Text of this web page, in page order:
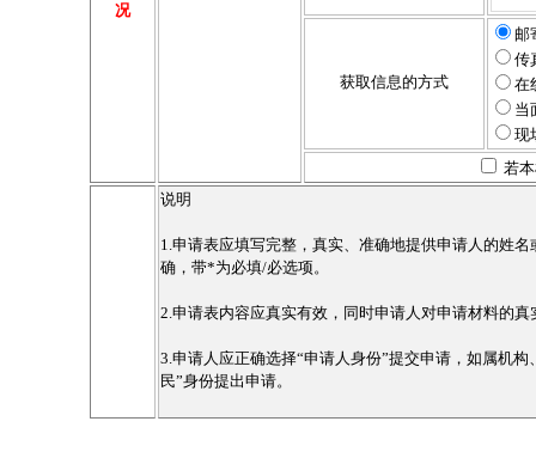
况
获取信息的方式
邮
传
在
当
现
若
说明
1.申请表应填写完整，真实、准确地提供申请人的姓
确，带*为必填/必选项。
2.申请表内容应真实有效，同时申请人对申请材料的真
3.申请人应正确选择“申请人身份”提交申请，如属机
民”身份提出申请。